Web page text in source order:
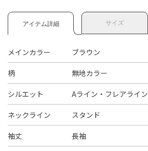
アイテム詳細 サイズ
メインカラー ブラウン
柄 無地カラー
シルエット Aライン・フレアライン
ネックライン スタンド
袖丈 長袖